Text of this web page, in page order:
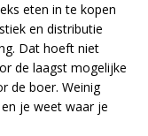
eten in te kopen
en distributie
Dat hoeft niet
de laagst mogelijke
de boer. Weinig
je weet waar je